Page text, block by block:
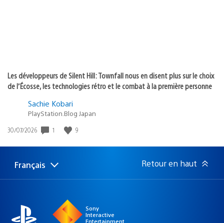
Les développeurs de Silent Hill: Townfall nous en disent plus sur le choix
de l’Écosse, les technologies rétro et le combat à la première personne
Sachie Kobari
PlayStation.Blog Japan
Date
publication
30/07/2026 1 9
Choisir
une
Région
actuelle
Français Retour en haut
Sony
Interactive
Entertainment